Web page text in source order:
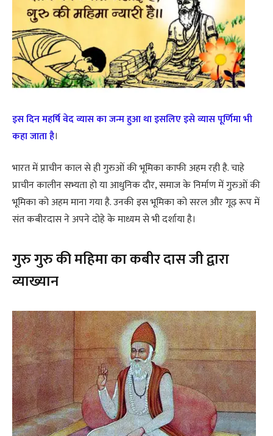
इस दिन महर्षि वेद व्यास का जन्म हुआ था इसलिए इसे व्यास पूर्णिमा भी
कहा जाता है।
भारत में प्राचीन काल से ही गुरुओं की भूमिका काफी अहम रही है. चाहे
प्राचीन कालीन सभ्यता हो या आधुनिक दौर, समाज के निर्माण में गुरुओं की
भूमिका को अहम माना गया है. उनकी इस भूमिका को सरल और गूढ़ रूप में
संत कबीरदास ने अपने दोहे के माध्यम से भी दर्शाया है।
गुरु गुरु की महिमा का कबीर दास जी द्वारा
व्याख्यान